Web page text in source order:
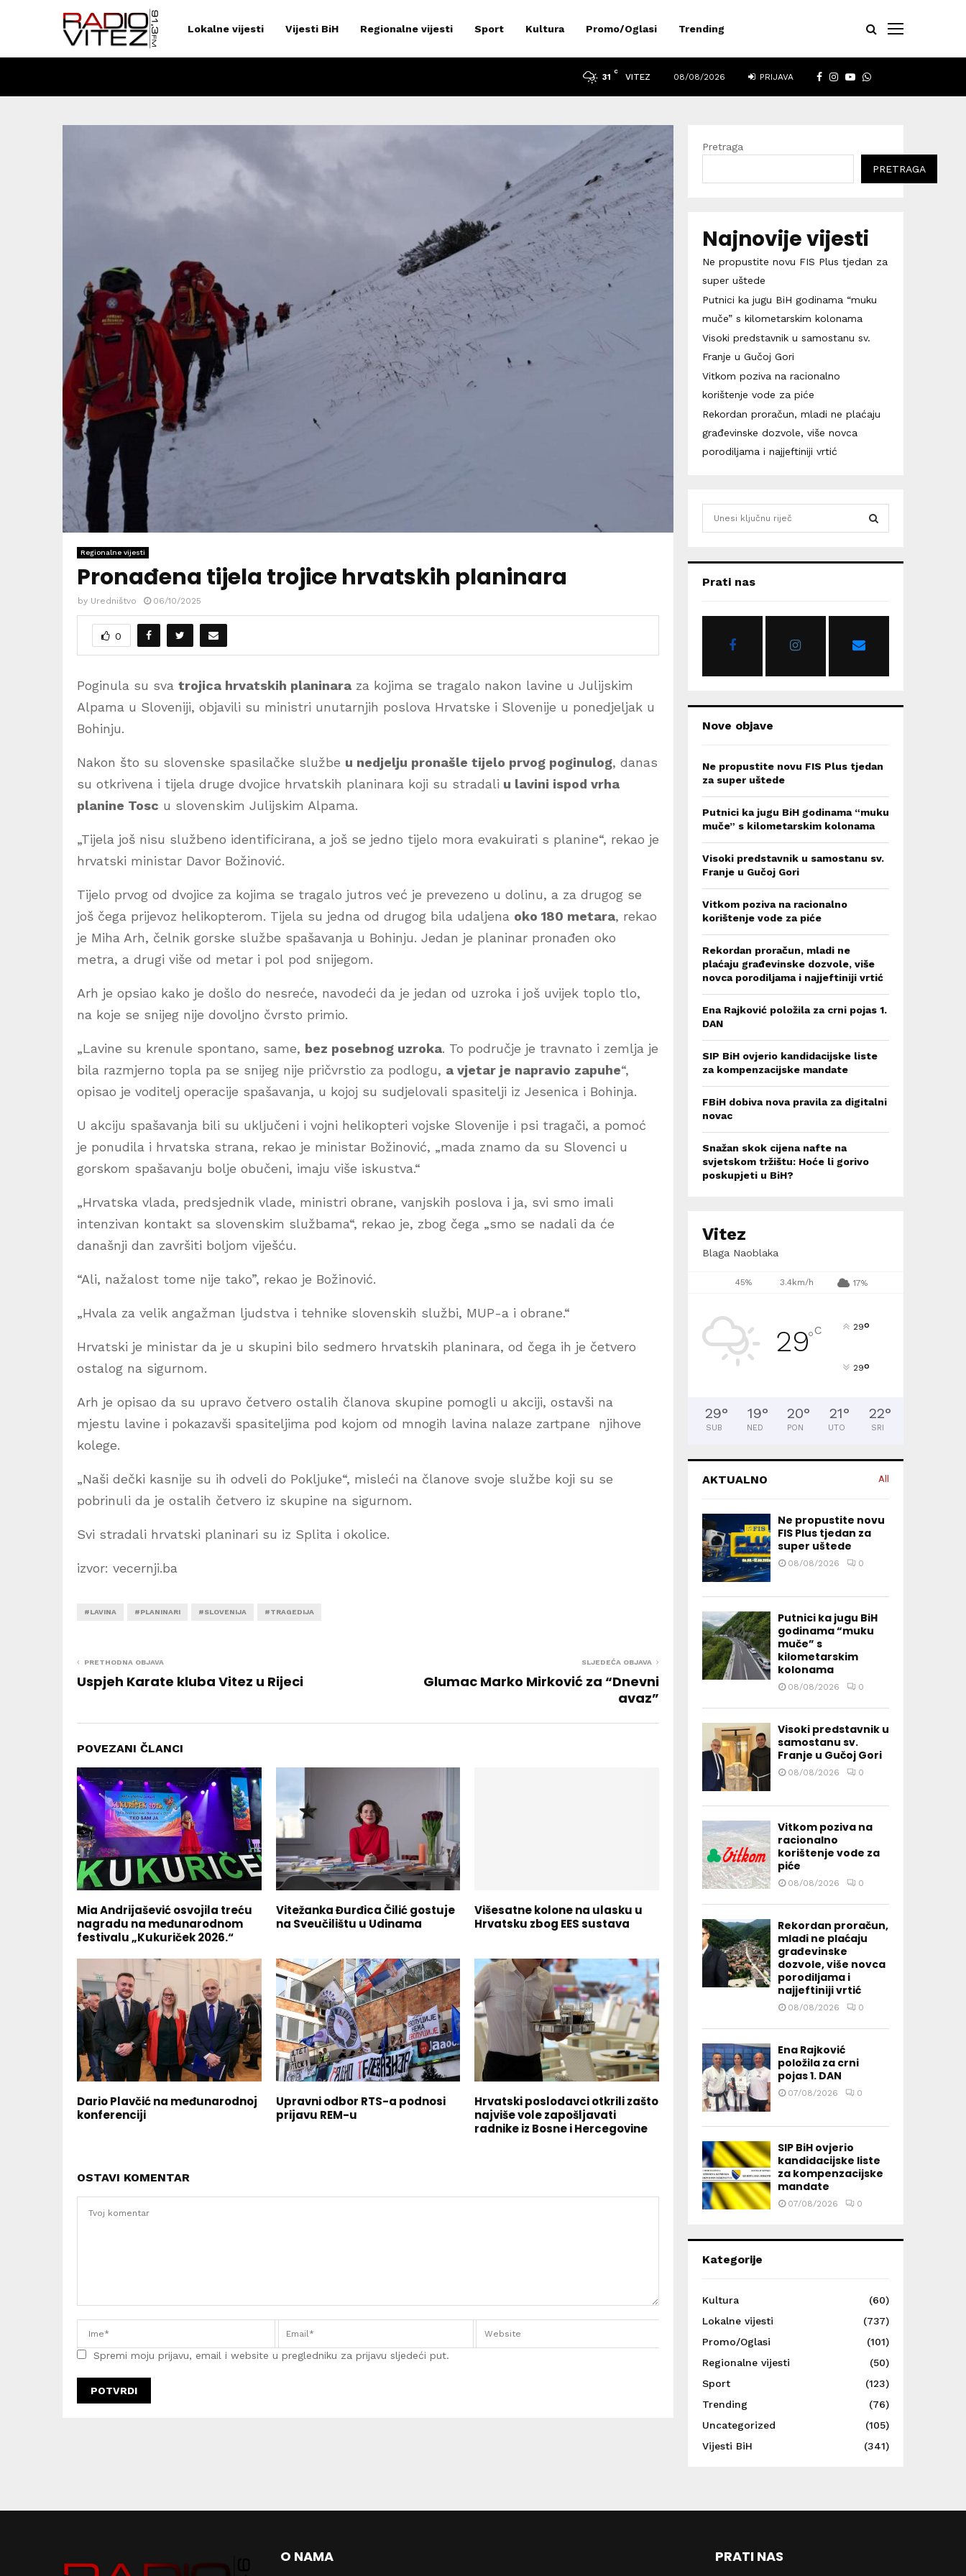
Lokalne vijesti Vijesti BiH Regionalne vijesti Sport Kultura Promo/Oglasi Trending
FACEBOOK
INSTAGRAM
YOUTUBE
WHATSAPP
31
C
VITEZ 08/08/2026 PRIJAVA
Regionalne vijesti
Pronađena tijela trojice hrvatskih planinara
by Uredništvo 06/10/2025
0
Poginula su sva trojica hrvatskih planinara za kojima se tragalo nakon lavine u Julijskim
Alpama u Sloveniji, objavili su ministri unutarnjih poslova Hrvatske i Slovenije u ponedjeljak u
Bohinju.
Nakon što su slovenske spasilačke službe u nedjelju pronašle tijelo prvog poginulog, danas
su otkrivena i tijela druge dvojice hrvatskih planinara koji su stradali u lavini ispod vrha
planine Tosc u slovenskim Julijskim Alpama.
„Tijela još nisu službeno identificirana, a još se jedno tijelo mora evakuirati s planine“, rekao je
hrvatski ministar Davor Božinović.
Tijelo prvog od dvojice za kojima se tragalo jutros već je prevezeno u dolinu, a za drugog se
još čega prijevoz helikopterom. Tijela su jedna od drugog bila udaljena oko 180 metara, rekao
je Miha Arh, čelnik gorske službe spašavanja u Bohinju. Jedan je planinar pronađen oko
metra, a drugi više od metar i pol pod snijegom.
Arh je opsiao kako je došlo do nesreće, navodeći da je jedan od uzroka i još uvijek toplo tlo,
na koje se snijeg nije dovoljno čvrsto primio.
„Lavine su krenule spontano, same, bez posebnog uzroka. To područje je travnato i zemlja je
bila razmjerno topla pa se snijeg nije pričvrstio za podlogu, a vjetar je napravio zapuhe“,
opisao je voditelj operacije spašavanja, u kojoj su sudjelovali spasitelji iz Jesenica i Bohinja.
U akciju spašavanja bili su uključeni i vojni helikopteri vojske Slovenije i psi tragači, a pomoć
je ponudila i hrvatska strana, rekao je ministar Božinović, „mada znamo da su Slovenci u
gorskom spašavanju bolje obučeni, imaju više iskustva.“
„Hrvatska vlada, predsjednik vlade, ministri obrane, vanjskih poslova i ja, svi smo imali
intenzivan kontakt sa slovenskim službama“, rekao je, zbog čega „smo se nadali da će
današnji dan završiti boljom viješću.
“Ali, nažalost tome nije tako”, rekao je Božinović.
„Hvala za velik angažman ljudstva i tehnike slovenskih službi, MUP-a i obrane.“
Hrvatski je ministar da je u skupini bilo sedmero hrvatskih planinara, od čega ih je četvero
ostalog na sigurnom.
Arh je opisao da su upravo četvero ostalih članova skupine pomogli u akciji, ostavši na
mjestu lavine i pokazavši spasiteljima pod kojom od mnogih lavina nalaze zartpane njihove
kolege.
„Naši dečki kasnije su ih odveli do Pokljuke“, misleći na članove svoje službe koji su se
pobrinuli da je ostalih četvero iz skupine na sigurnom.
Svi stradali hrvatski planinari su iz Splita i okolice.
izvor: vecernji.ba
#LAVINA #PLANINARI #SLOVENIJA #TRAGEDIJA
PRETHODNA OBJAVA
Uspjeh Karate kluba Vitez u Rijeci
SLJEDEĆA OBJAVA
Glumac Marko Mirković za “Dnevni
avaz”
POVEZANI ČLANCI
Mia Andrijašević osvojila treću
nagradu na međunarodnom
festivalu „Kukuriček 2026.“
Vitežanka Đurđica Čilić gostuje
na Sveučilištu u Udinama
Višesatne kolone na ulasku u
Hrvatsku zbog EES sustava
Dario Plavčić na međunarodnoj
konferenciji
Upravni odbor RTS-a podnosi
prijavu REM-u
Hrvatski poslodavci otkrili zašto
najviše vole zapošljavati
radnike iz Bosne i Hercegovine
OSTAVI KOMENTAR
Spremi moju prijavu, email i website u pregledniku za prijavu sljedeći put.
Pretraga
PRETRAGA
Najnovije vijesti
Ne propustite novu FIS Plus tjedan za
super uštede
Putnici ka jugu BiH godinama “muku
muče” s kilometarskim kolonama
Visoki predstavnik u samostanu sv.
Franje u Gučoj Gori
Vitkom poziva na racionalno
korištenje vode za piće
Rekordan proračun, mladi ne plaćaju
građevinske dozvole, više novca
porodiljama i najjeftiniji vrtić
h
o
Prati nas
Nove objave
Ne propustite novu FIS Plus tjedan
za super uštede
Putnici ka jugu BiH godinama “muku
muče” s kilometarskim kolonama
Visoki predstavnik u samostanu sv.
Franje u Gučoj Gori
Vitkom poziva na racionalno
korištenje vode za piće
Rekordan proračun, mladi ne
plaćaju građevinske dozvole, više
novca porodiljama i najjeftiniji vrtić
Ena Rajković položila za crni pojas 1.
DAN
SIP BiH ovjerio kandidacijske liste
za kompenzacijske mandate
FBiH dobiva nova pravila za digitalni
novac
Snažan skok cijena nafte na
svjetskom tržištu: Hoće li gorivo
poskupjeti u BiH?
Vitez
Blaga Naoblaka
45% 3.4km/h 17%
29°C 29°
29°
29°
SUB
19°
NED
20°
PON
21°
UTO
22°
SRI
AKTUALNO All
Ne propustite novu
FIS Plus tjedan za
super uštede
08/08/2026 0
Putnici ka jugu BiH
godinama “muku
muče” s
kilometarskim
kolonama
08/08/2026 0
Visoki predstavnik u
samostanu sv.
Franje u Gučoj Gori
08/08/2026 0
Vitkom poziva na
racionalno
korištenje vode za
piće
08/08/2026 0
Rekordan proračun,
mladi ne plaćaju
građevinske
dozvole, više novca
porodiljama i
najjeftiniji vrtić
08/08/2026 0
Ena Rajković
položila za crni
pojas 1. DAN
07/08/2026 0
SIP BiH ovjerio
kandidacijske liste
za kompenzacijske
mandate
07/08/2026 0
Kategorije
Kultura
(60)
Lokalne vijesti
(737)
Promo/Oglasi
(101)
Regionalne vijesti
(50)
Sport
(123)
Trending
(76)
Uncategorized
(105)
Vijesti BiH
(341)
O NAMA PRATI NAS